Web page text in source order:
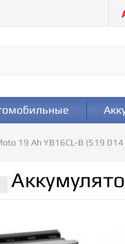
19 Ah YB16CL-B (519